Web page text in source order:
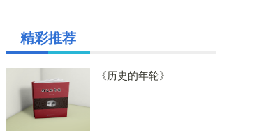
精彩推荐
《历史的年轮》